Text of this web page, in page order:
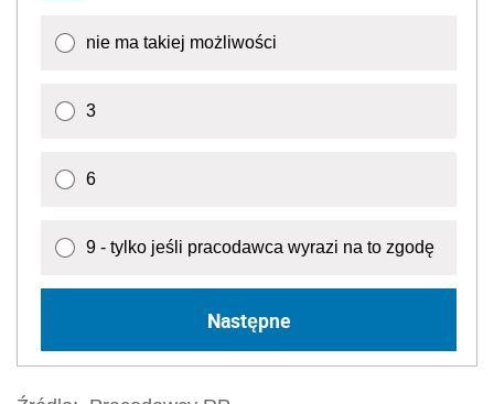
nie ma takiej możliwości
3
6
9 - tylko jeśli pracodawca wyrazi na to zgodę
Następne